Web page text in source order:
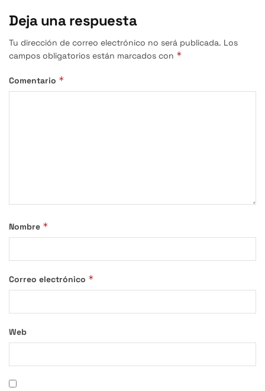
Deja una respuesta
Tu dirección de correo electrónico no será publicada. Los
campos obligatorios están marcados con *
Comentario *
Nombre *
Correo electrónico *
Web